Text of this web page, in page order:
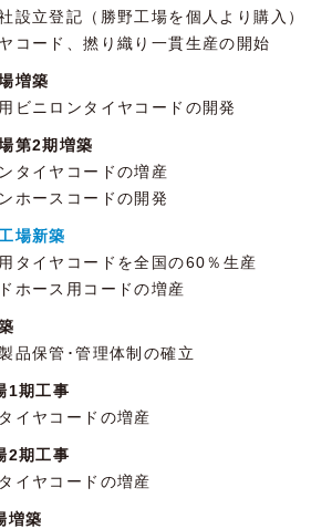
設立登記（勝野工場を個人より購入）
コード、撚り織り一貫生産の開始
増築
ビニロンタイヤコードの開発
第2期増築
タイヤコードの増産
ホースコードの開発
場新築
タイヤコードを全国の60％生産
ホース用コードの増産
品保管･管理体制の確立
1期工事
イヤコードの増産
2期工事
イヤコードの増産
増築